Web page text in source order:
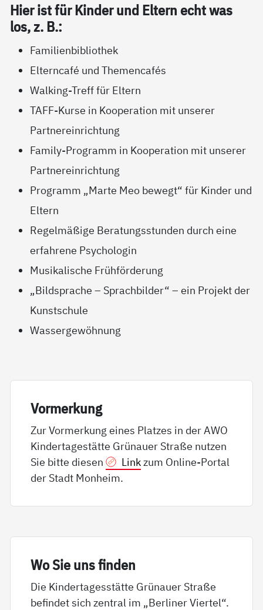
Hier ist für Kin­der und El­tern echt was
los, z. B.:
Familienbibliothek
Elterncafé und Themencafés
Walking-Treff für Eltern
TAFF-Kurse in Kooperation mit unserer
Partnereinrichtung
Family-Programm in Kooperation mit unserer
Partnereinrichtung
Programm „Marte Meo bewegt“ für Kinder und
Eltern
Regelmäßige Beratungsstunden durch eine
erfahrene Psychologin
Musikalische Frühförderung
„Bildsprache – Sprachbilder“ – ein Projekt der
Kunstschule
Wassergewöhnung
Vor­mer­kung
Zur Vormerkung eines Platzes in der AWO
Kindertagestätte Grünauer Straße nutzen
Sie bitte diesen
Linkzum Online-Portal
der Stadt Monheim.
Wo Sie uns fin­den
Die Kindertagesstätte Grünauer Straße
befindet sich zentral im „Berliner Viertel“.